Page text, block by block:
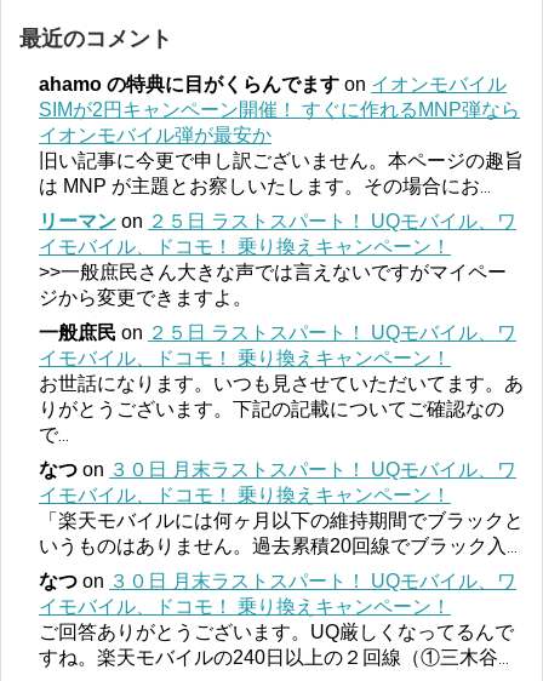
最近のコメント
ahamo の特典に目がくらんでます on イオンモバイル
SIMが2円キャンペーン開催！ すぐに作れるMNP弾なら
イオンモバイル弾が最安か
旧い記事に今更で申し訳ございません。本ページの趣旨
は MNP が主題とお察しいたします。その場合にお
リーマン on ２５日 ラストスパート！ UQモバイル、ワ
イモバイル、ドコモ！ 乗り換えキャンペーン！
>>一般庶民さん大きな声では言えないですがマイペー
ジから変更できますよ。
一般庶民 on ２５日 ラストスパート！ UQモバイル、ワ
イモバイル、ドコモ！ 乗り換えキャンペーン！
お世話になります。いつも見させていただいてます。あ
りがとうございます。下記の記載についてご確認なの
で...
なつ on ３０日 月末ラストスパート！ UQモバイル、ワ
イモバイル、ドコモ！ 乗り換えキャンペーン！
「楽天モバイルには何ヶ月以下の維持期間でブラックと
いうものはありません。過去累積20回線でブラック入
なつ on ３０日 月末ラストスパート！ UQモバイル、ワ
イモバイル、ドコモ！ 乗り換えキャンペーン！
ご回答ありがとうございます。UQ厳しくなってるんで
すね。楽天モバイルの240日以上の２回線（①三木谷